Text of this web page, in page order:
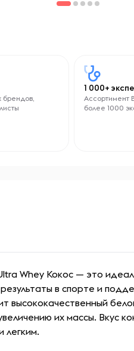
брендов,
1 000+
Ассортимент
более 1000
Whey Кокос — это
в спорте и
высококачественный
их массы. Вкус
легким.